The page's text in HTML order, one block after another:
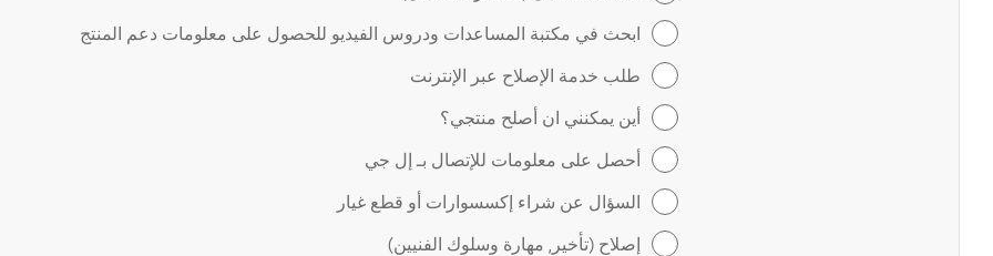
ابحث في مكتبة المساعدات ودروس الفيديو للحصول على معلومات دعم المنتج
طلب خدمة الإصلاح عبر الإنترنت
أين يمكنني ان أصلح منتجي؟
أحصل على معلومات للإتصال بـ إل جي
السؤال عن شراء إكسسوارات أو قطع غيار
إصلاح (تأخير, مهارة وسلوك الفنيين)